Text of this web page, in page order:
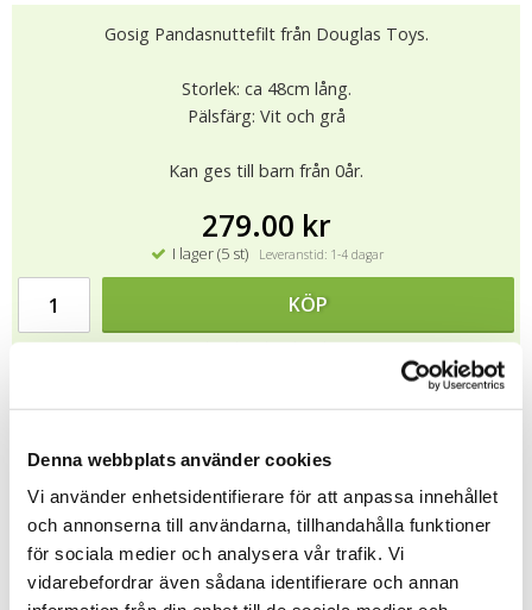
Denna webbplats använder cookies
Vi använder enhetsidentifierare för att anpassa innehållet
och annonserna till användarna, tillhandahålla funktioner
för sociala medier och analysera vår trafik. Vi
vidarebefordrar även sådana identifierare och annan
Gosig Pandasnuttefilt från Douglas Toys.
Storlek: ca 48cm lång.
Pälsfärg: Vit och grå
Kan ges till barn från 0år.
279.00 kr
I lager (5 st) Leveranstid: 1-4 dagar
KÖP
★★★★★
Kan tvättas i 30 grader.
Tipsa
Upptäck mer
Douglas Toys